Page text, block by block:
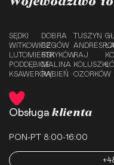
SĘDKI
WITKOWICE
LUTOMIERSK
PODDĘBICE
KSAWERÓW
DOBRA
RZGÓW
STRYKÓW
MALINA
RĄBIEŃ
TUSZYN
RAJ
KOLUSZKI
OZORKÓW
Obsługa klienta
PON-PT 8:00-16:00